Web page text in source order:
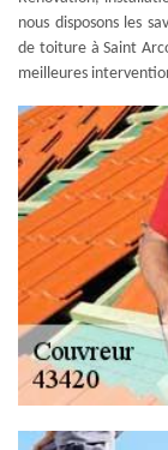
nous disposons les
de toiture à Saint
meilleures